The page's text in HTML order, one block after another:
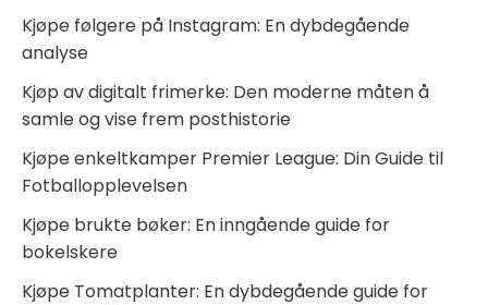
Kjøpe følgere på Instagram: En dybdegående
analyse
Kjøp av digitalt frimerke: Den moderne måten å
samle og vise frem posthistorie
Kjøpe enkeltkamper Premier League: Din Guide til
Fotballopplevelsen
Kjøpe brukte bøker: En inngående guide for
bokelskere
Kjøpe Tomatplanter: En dybdegående guide for